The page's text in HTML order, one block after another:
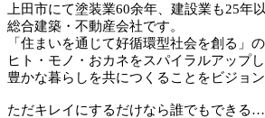
上田市にて塗装業60余年、建設業も25年
総合建築・不動産会社です。
「住まいを通じて好循環型社会を創る」
ヒト・モノ・おカネをスパイラルアップ
豊かな暮らしを共につくることをビジョン
ただキレイにするだけなら誰でもできる…